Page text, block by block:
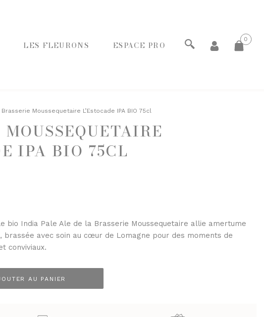
LES FLEURONS ESPACE PRO
0
PANIERS GOURMANDS
MOINS DE 20€
ENTRE 20€ ET 50€
Moussequetaire L’Estocade IPA BIO 75cl
IPA BIO 75CL
bio India Pale Ale de la Brasserie Moussequetaire allie amertume
avec soin au cœur de Lomagne pour des moments de
conviviaux.
AU PANIER